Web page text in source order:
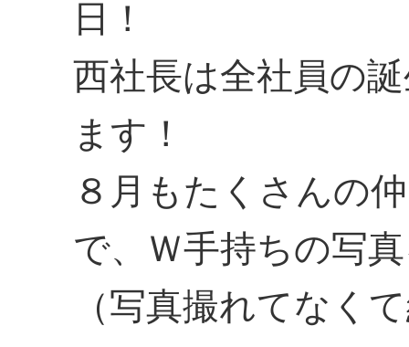
日！
西社長は全社員の
ます！
８月もたくさんの
で、Ｗ手持ちの写
（写真撮れてなく